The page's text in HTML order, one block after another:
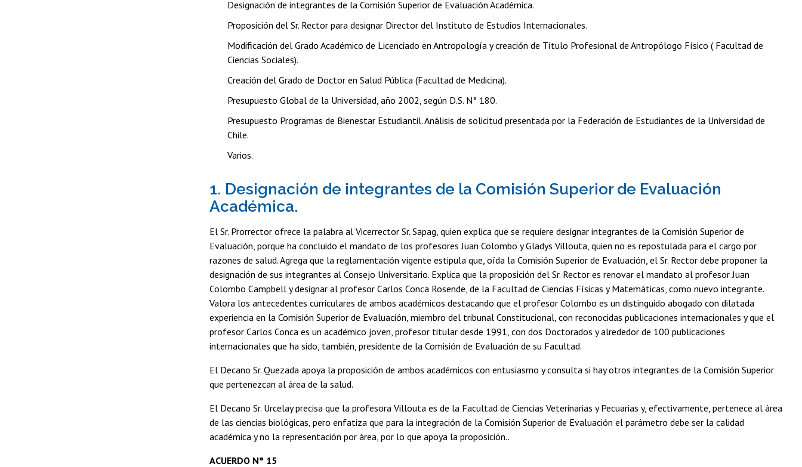
Designación de integrantes de la Comisión Superior de Evaluación Académica.
Proposición del Sr. Rector para designar Director del Instituto de Estudios Internacionales.
Modificación del Grado Académico de Licenciado en Antropología y creación de Título Profesional de Antropólogo Físico ( Facultad de
Ciencias Sociales).
Creación del Grado de Doctor en Salud Pública (Facultad de Medicina).
Presupuesto Global de la Universidad, año 2002, según D.S. N° 180.
Presupuesto Programas de Bienestar Estudiantil. Análisis de solicitud presentada por la Federación de Estudiantes de la Universidad de
Chile.
Varios.
1. Designación de integrantes de la Comisión Superior de Evaluación
Académica.
El Sr. Prorrector ofrece la palabra al Vicerrector Sr. Sapag, quien explica que se requiere designar integrantes de la Comisión Superior de
Evaluación, porque ha concluido el mandato de los profesores Juan Colombo y Gladys Villouta, quien no es repostulada para el cargo por
razones de salud. Agrega que la reglamentación vigente estipula que, oída la Comisión Superior de Evaluación, el Sr. Rector debe proponer la
designación de sus integrantes al Consejo Universitario. Explica que la proposición del Sr. Rector es renovar el mandato al profesor Juan
Colombo Campbell y designar al profesor Carlos Conca Rosende, de la Facultad de Ciencias Físicas y Matemáticas, como nuevo integrante.
Valora los antecedentes curriculares de ambos académicos destacando que el profesor Colombo es un distinguido abogado con dilatada
experiencia en la Comisión Superior de Evaluación, miembro del tribunal Constitucional, con reconocidas publicaciones internacionales y que el
profesor Carlos Conca es un académico joven, profesor titular desde 1991, con dos Doctorados y alrededor de 100 publicaciones
internacionales que ha sido, también, presidente de la Comisión de Evaluación de su Facultad.
El Decano Sr. Quezada apoya la proposición de ambos académicos con entusiasmo y consulta si hay otros integrantes de la Comisión Superior
que pertenezcan al área de la salud.
El Decano Sr. Urcelay precisa que la profesora Villouta es de la Facultad de Ciencias Veterinarias y Pecuarias y, efectivamente, pertenece al área
de las ciencias biológicas, pero enfatiza que para la integración de la Comisión Superior de Evaluación el parámetro debe ser la calidad
académica y no la representación por área, por lo que apoya la proposición..
ACUERDO N° 15